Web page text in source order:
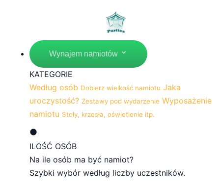
Wynajem namiotów
KATEGORIE
Według osób Dobierz wielkość namiotu Jaka
uroczystość? Zestawy pod wydarzenie Wyposażenie
namiotu Stoły, krzesła, oświetlenie itp.
ILOŚĆ OSÓB
Na ile osób ma być namiot?
Szybki wybór według liczby uczestników.